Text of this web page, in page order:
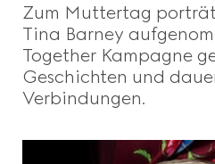
Zum Muttertag
Tina Barney
Together Kampagne
Geschichten und
Verbindungen.